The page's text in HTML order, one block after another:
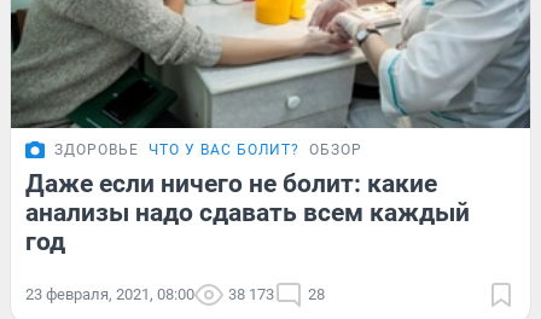
ЗДОРОВЬЕ ЧТО У ВАС БОЛИТ? ОБЗОР
Даже если ничего не болит: какие
анализы надо сдавать всем каждый
год
23 февраля, 2021, 08:00 38 173 28